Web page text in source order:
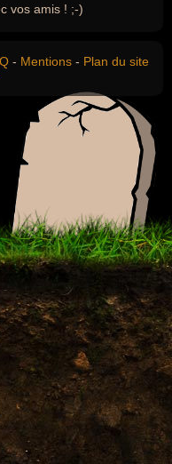
vos amis ! ;-)
- Mentions - Plan du site